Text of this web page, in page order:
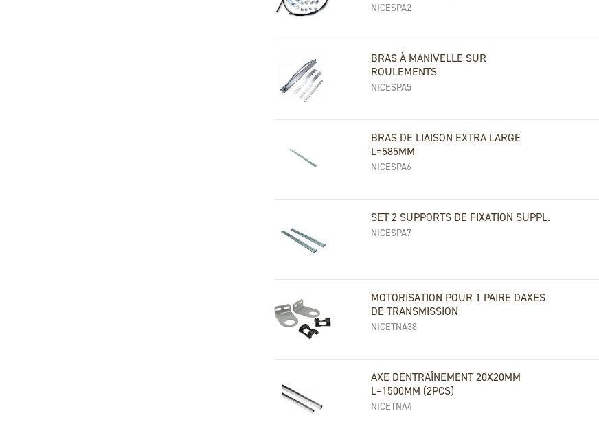
NICESPA2
BRAS À MANIVELLE SUR
ROULEMENTS
NICESPA5
BRAS DE LIAISON EXTRA LARGE
L=585MM
NICESPA6
SET 2 SUPPORTS DE FIXATION SUPPL.
NICESPA7
MOTORISATION POUR 1 PAIRE DAXES
DE TRANSMISSION
NICETNA38
AXE DENTRAÎNEMENT 20X20MM
L=1500MM (2PCS)
NICETNA4